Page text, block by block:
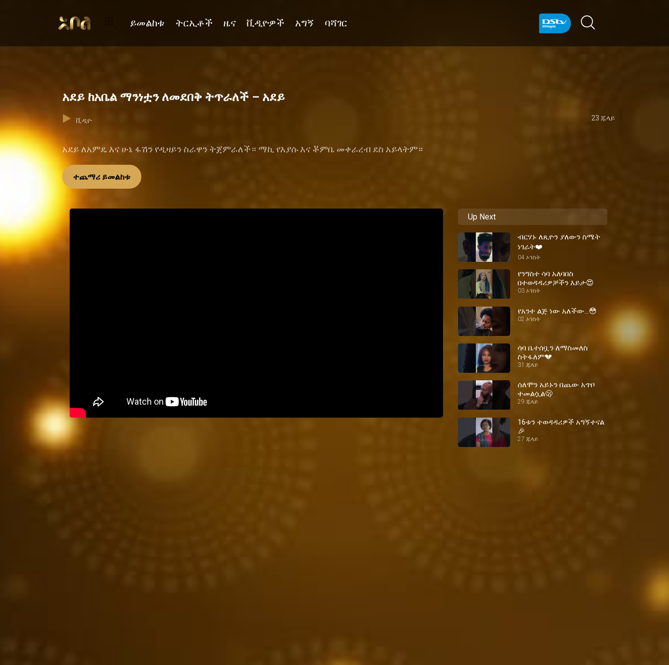
ይመልከቱ ትርኢቶች ዜና ቪዲዮዎች አግኝ ባሻገር
አደይ ከአቤል ማንነቷን ለመደበቅ ትጥራለች – አደይ
ቪዲዮ 23 ጁላይ
አደይ ለአምዴ እና ሁኔ ፋሽን የዲዛይን ስራዋን ትጀምራለች። ማኪ የእያሱ እና ቾምቤ መቀራረብ ደስ አይላትም።
ተጨማሪ ይመልከቱ
Up Next
ብርሃኑ ለጺዮን ያለውን ስሜት
ነገራት❤️
04 ኦገስት
የንግስተ ሳባ አለባበስ
በተወዳዳሪዎቻችን እይታ😍
03 ኦገስት
የአንተ ልጅ ነው አለችው...😳
02 ኦገስት
ሳባ ቤተሰቧን ለማስመለስ
ስትፋለም💔
31 ጁላይ
ሰለሞን አይኑን በጨው አጥቦ
ተመልሷል🫢
29 ጁላይ
16ቱን ተወዳዳሪዎች አግኝተናል
🎉
27 ጁላይ